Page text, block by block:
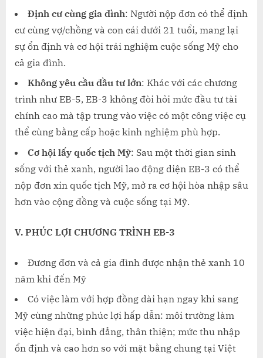
Định cư cùng gia đình: Người nộp đơn có thể định
cư cùng vợ/chồng và con cái dưới 21 tuổi, mang lại
sự ổn định và cơ hội trải nghiệm cuộc sống Mỹ cho
cả gia đình.
Không yêu cầu đầu tư lớn: Khác với các chương
trình như EB-5, EB-3 không đòi hỏi mức đầu tư tài
chính cao mà tập trung vào việc có một công việc cụ
thể cùng bằng cấp hoặc kinh nghiệm phù hợp.
Cơ hội lấy quốc tịch Mỹ: Sau một thời gian sinh
sống với thẻ xanh, người lao động diện EB-3 có thể
nộp đơn xin quốc tịch Mỹ, mở ra cơ hội hòa nhập sâu
hơn vào cộng đồng và cuộc sống tại Mỹ.
V. PHÚC LỢI CHƯƠNG TRÌNH EB-3
Đương đơn và cả gia đình được nhận thẻ xanh 10
năm khi đến Mỹ
Có việc làm với hợp đồng dài hạn ngay khi sang
Mỹ cùng những phúc lợi hấp dẫn: môi trường làm
việc hiện đại, bình đẳng, thân thiện; mức thu nhập
ổn định và cao hơn so với mặt bằng chung tại Việt